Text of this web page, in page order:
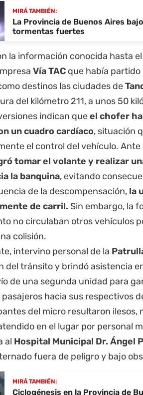
MIRÁ TAMBIÉN:
La Provincia de Buenos Aires
tormentas fuertes
la información conocida hasta
Vía TAC que había partido
destinos las ciudades de
del kilómetro 211, a unos 50
indican queel chofer
un cuadro cardíaco, situación
el control del vehículo. Ante
tomar el volante y realizar
la banquina, evitando
de la descompensación, la
de carril. Sin embargo, la
no circulaban otros vehículos
colisión.
intervino personal de la
del tránsito y brindó asistencia
de una segunda unidad para
hacia sus respectivos
del micro resultaron
en el lugar por personal
al Hospital Municipal Dr. Ángel
fuera de peligro y bajo
MIRÁ TAMBIÉN:
Ciclogénesis en la Provincia de